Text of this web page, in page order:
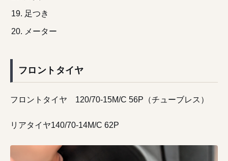
足つき
メーター
フロントタイヤ
フロントタイヤ 120/70-15M/C 56P（チューブレス）
リアタイヤ140/70-14M/C 62P